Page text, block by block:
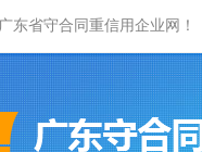
东省守合同重信用企业网！